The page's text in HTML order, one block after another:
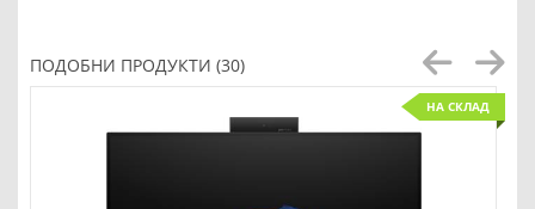
ПОДОБНИ ПРОДУКТИ (30)
НА СКЛАД